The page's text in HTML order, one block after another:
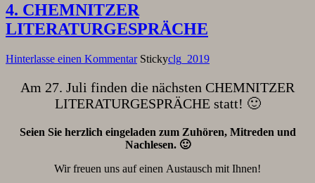
4. CHEMNITZER
LITERATURGESPRÄCHE
Hinterlasse einen Kommentar Stickyclg_2019
Am 27. Juli finden die nächsten CHEMNITZER
LITERATURGESPRÄCHE statt! 🙂
Seien Sie herzlich eingeladen zum Zuhören, Mitreden und
Nachlesen. 🙂
Wir freuen uns auf einen Austausch mit Ihnen!